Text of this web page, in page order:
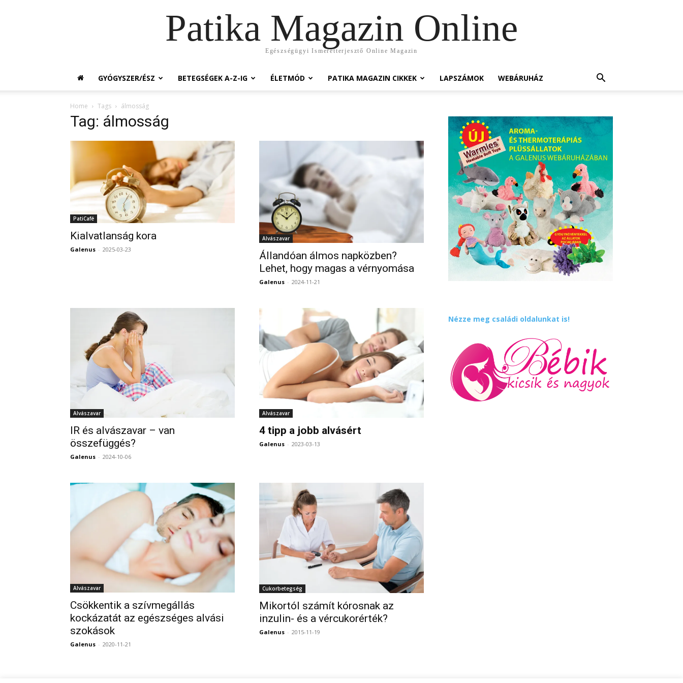
Patika Magazin Online
Egészségügyi Ismeretterjesztő Online Magazin
GYÓGYSZER/ÉSZ BETEGSÉGEK A-Z-IG ÉLETMÓD PATIKA MAGAZIN CIKKEK LAPSZÁMOK WEBÁRUHÁZ
Home Tags álmosság
Tag: álmosság
PatiCafé
Kialvatlanság kora
Galenus - 2025-03-23
Alvászavar
Állandóan álmos napközben?
Lehet, hogy magas a vérnyomása
Galenus - 2024-11-21
Alvászavar
IR és alvászavar – van
összefüggés?
Galenus - 2024-10-06
Alvászavar
4 tipp a jobb alvásért
Galenus - 2023-03-13
Alvászavar
Csökkentik a szívmegállás
kockázatát az egészséges alvási
szokások
Galenus - 2020-11-21
Cukorbetegség
Mikortól számít kórosnak az
inzulin- és a vércukorérték?
Galenus - 2015-11-19
Nézze meg családi oldalunkat is!